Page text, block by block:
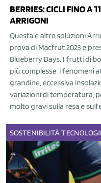
BERRIES: CICLI FINO A
ARRIGONI
Questa e altre soluzioni
prova di Macfrut 2023 e
Blueberry Days. I frutti di
più complesse: i fenomeni
grandine, eccessiva
variazioni di temperatura,
molto gravi sulla resa e
SOSTENIBILITÀ